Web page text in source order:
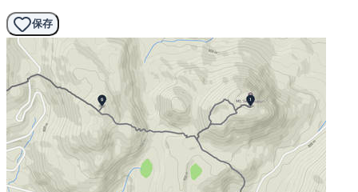
保存